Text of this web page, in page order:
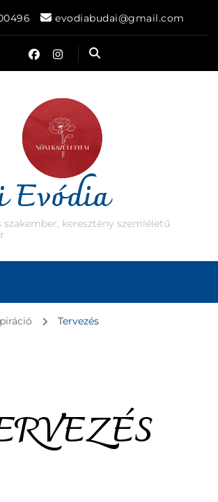
evodiabudai@gmail.com
Evódiakeresztény szemléletű
Tervezés